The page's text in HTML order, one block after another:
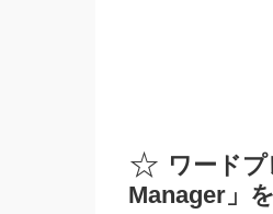
☆ ワード
Manager」